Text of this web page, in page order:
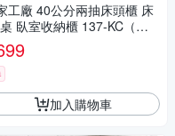
工廠 40公分兩抽床頭櫃 床
臥室收納櫃 137-KC（淺
色）
加入購物車